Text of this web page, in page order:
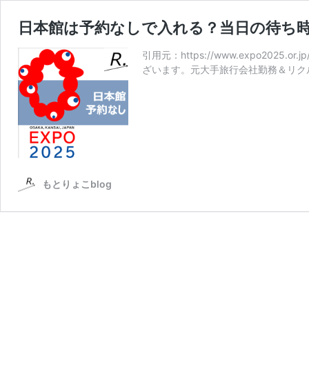
日本館は予約なしで入れる？当日の待ち
引用元：https://
ざいます。元大手旅行会社勤務＆リ
もとりょこblog